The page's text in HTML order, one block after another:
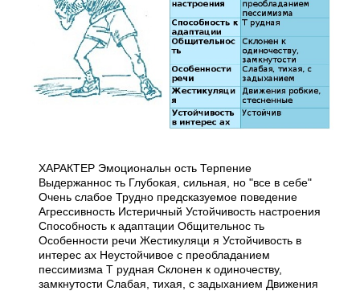
ХАРАКТЕР Эмоциональн ость Терпение
Выдержаннос ть Глубокая, сильная, но "все в себе"
Очень слабое Трудно предсказуемое поведение
Агрессивность Истеричный Устойчивость настроения
Способность к адаптации Общительнос ть
Особенности речи Жестикуляци я Устойчивость в
интерес ах Неустойчивое с преобладанием
пессимизма Т рудная Склонен к одиночеству,
замкнутости Слабая, тихая, с задыханием Движения